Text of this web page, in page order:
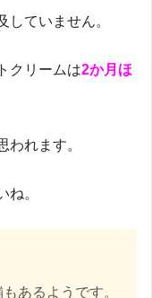
していません。
クリームは2か月ほ
われます。
ね。
あるようです。